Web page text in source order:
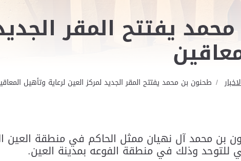
يفتتح المقر
طحنون بن محمد يفتتح المقر الجديد لمركز العين لرعاية وتأهيل
بن محمد آل نهيان ممثل الحاكم في منطقة العين
للتوحد وذلك في منطقة الفوعه بمدينة العين.